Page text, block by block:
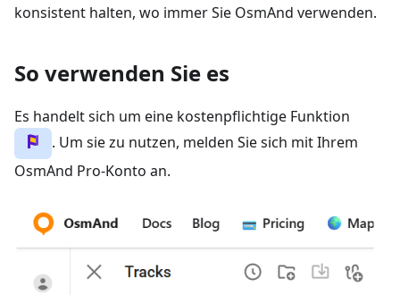
konsistent halten, wo immer Sie OsmAnd verwenden.
So verwenden Sie es
Es handelt sich um eine kostenpflichtige Funktion
. Um sie zu nutzen, melden Sie sich mit Ihrem
OsmAnd Pro-Konto an.